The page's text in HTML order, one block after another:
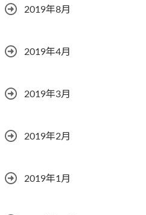
2019年8月
2019年4月
2019年3月
2019年2月
2019年1月